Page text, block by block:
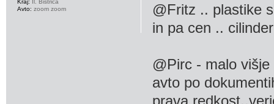
@Fritz .. plastike
in pa cen ..
@Pirc - malo
avto po
prava
Kraj: Il. Bistrica
Avto: zoom zoom